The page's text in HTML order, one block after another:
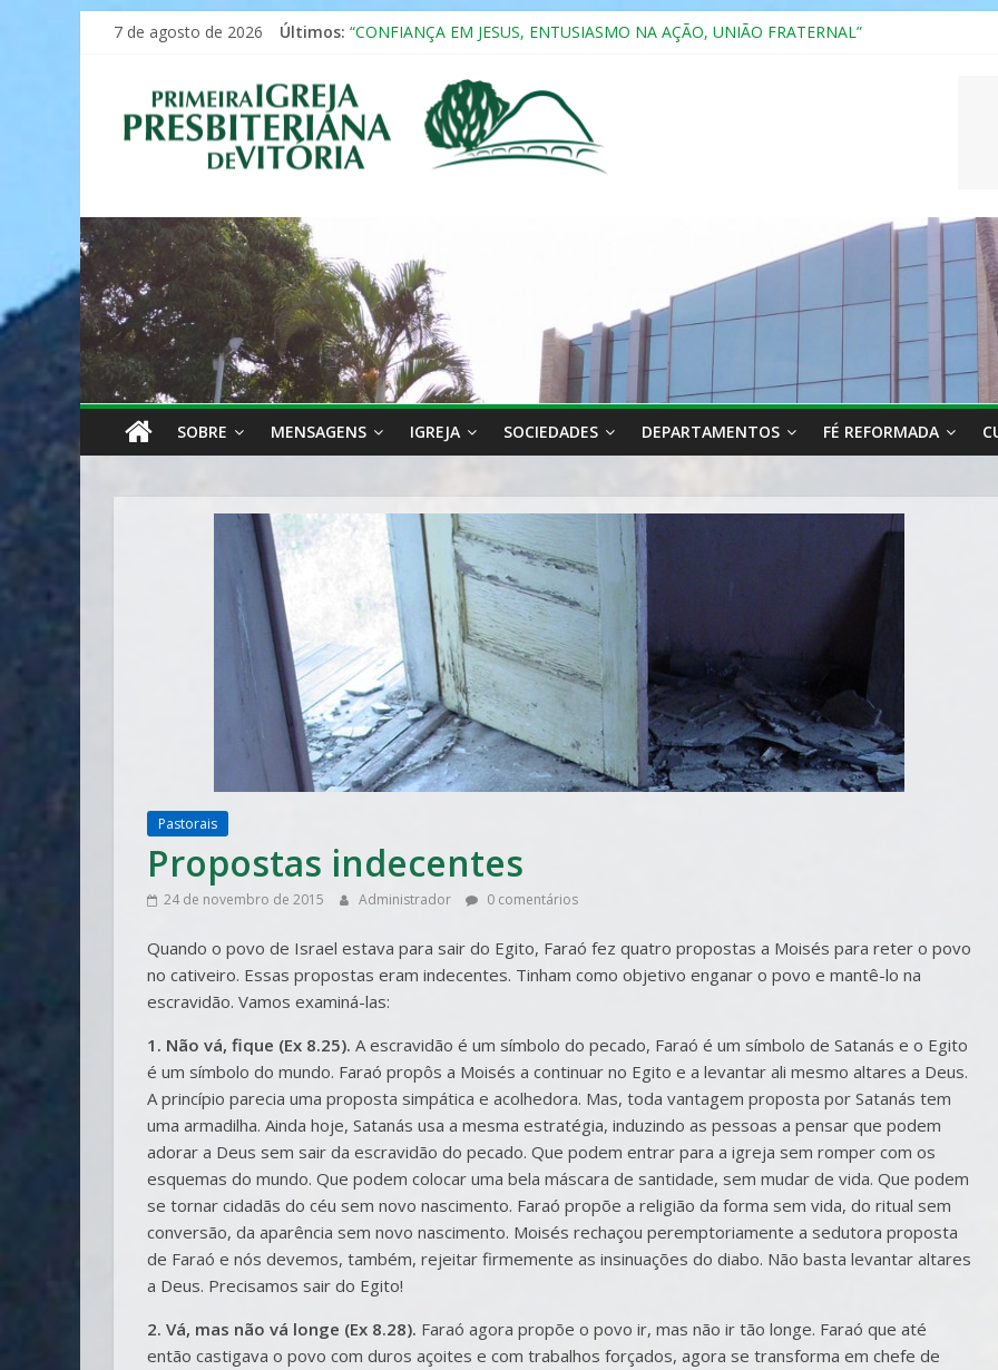
Pular
conteúdo
7 de agosto de 2026 Últimos: “CONFIANÇA EM JESUS, ENTUSIASMO NA AÇÃO, UNIÃO FRATERNAL”
Formação em Inclusão, Ensino e Relacionamento com Pessoas Atípicas
12º ENCONTRO DE CASAIS
MULHER PRESBITERIANA
Primeira
Igreja
Presbiteriana
de
Vitória
SOBRE MENSAGENS IGREJA SOCIEDADES DEPARTAMENTOS FÉ REFORMADA
Pastorais
Propostas indecentes
24 de novembro de 2015 Administrador 0 comentários
Quando o povo de Israel estava para sair do Egito, Faraó fez quatro propostas a Moisés para reter o povo
no cativeiro. Essas propostas eram indecentes. Tinham como objetivo enganar o povo e mantê-lo na
escravidão. Vamos examiná-las:
1. Não vá, fique (Ex 8.25). A escravidão é um símbolo do pecado, Faraó é um símbolo de Satanás e o Egito
é um símbolo do mundo. Faraó propôs a Moisés a continuar no Egito e a levantar ali mesmo altares a Deus.
A princípio parecia uma proposta simpática e acolhedora. Mas, toda vantagem proposta por Satanás tem
uma armadilha. Ainda hoje, Satanás usa a mesma estratégia, induzindo as pessoas a pensar que podem
adorar a Deus sem sair da escravidão do pecado. Que podem entrar para a igreja sem romper com os
esquemas do mundo. Que podem colocar uma bela máscara de santidade, sem mudar de vida. Que podem
se tornar cidadãs do céu sem novo nascimento. Faraó propõe a religião da forma sem vida, do ritual sem
conversão, da aparência sem novo nascimento. Moisés rechaçou peremptoriamente a sedutora proposta
de Faraó e nós devemos, também, rejeitar firmemente as insinuações do diabo. Não basta levantar altares
a Deus. Precisamos sair do Egito!
2. Vá, mas não vá longe (Ex 8.28). Faraó agora propõe o povo ir, mas não ir tão longe. Faraó que até
então castigava o povo com duros açoites e com trabalhos forçados, agora se transforma em chefe de